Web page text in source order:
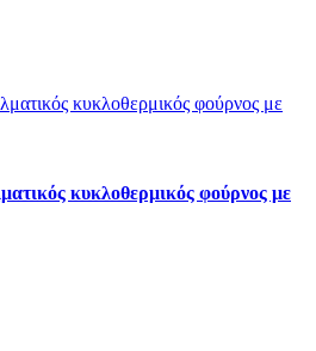
κυκλοθερμικός φούρνος με